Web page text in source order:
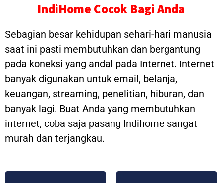
IndiHome Cocok Bagi Anda
Sebagian besar kehidupan sehari-hari manusia
saat ini pasti membutuhkan dan bergantung
pada koneksi yang andal pada Internet. Internet
banyak digunakan untuk email, belanja,
keuangan, streaming, penelitian, hiburan, dan
banyak lagi. Buat Anda yang membutuhkan
internet, coba saja pasang Indihome sangat
murah dan terjangkau.